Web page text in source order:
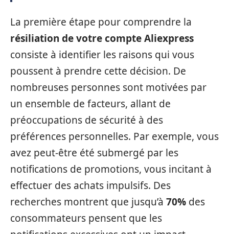
La première étape pour comprendre la
résiliation de votre compte Aliexpress
consiste à identifier les raisons qui vous
poussent à prendre cette décision. De
nombreuses personnes sont motivées par
un ensemble de facteurs, allant de
préoccupations de sécurité à des
préférences personnelles. Par exemple, vous
avez peut-être été submergé par les
notifications de promotions, vous incitant à
effectuer des achats impulsifs. Des
recherches montrent que jusqu’à 70% des
consommateurs pensent que les